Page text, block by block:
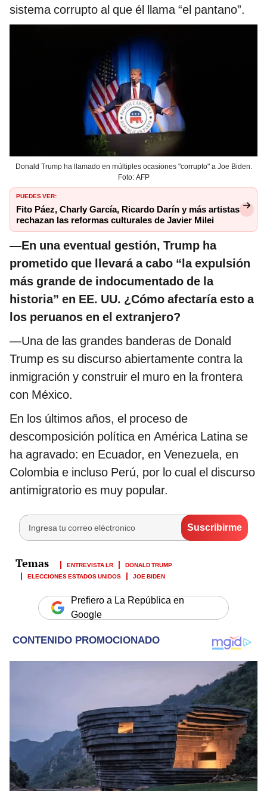
sistema corrupto al que él llama “el pantano”.
Donald Trump ha llamado en múltiples ocasiones "corrupto" a Joe Biden.
Foto: AFP
PUEDES VER:
Fito Páez, Charly García, Ricardo Darín y más artistas
rechazan las reformas culturales de Javier Milei
—En una eventual gestión, Trump ha
prometido que llevará a cabo “la expulsión
más grande de indocumentado de la
historia” en EE. UU. ¿Cómo afectaría esto a
los peruanos en el extranjero?
—Una de las grandes banderas de Donald
Trump es su discurso abiertamente contra la
inmigración y construir el muro en la frontera
con México.
En los últimos años, el proceso de
descomposición política en América Latina se
ha agravado: en Ecuador, en Venezuela, en
Colombia e incluso Perú, por lo cual el discurso
antimigratorio es muy popular.
ENTREVISTA LR
DONALD TRUMP
ELECCIONES ESTADOS UNIDOS
JOE BIDEN
Prefiero a La República en
Google